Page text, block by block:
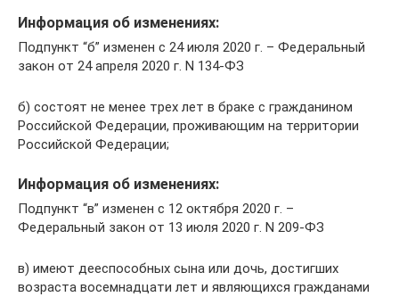
Информация об изменениях:
Подпункт “б” изменен с 24 июля 2020 г. – Федеральный
закон от 24 апреля 2020 г. N 134-ФЗ
б) состоят не менее трех лет в браке с гражданином
Российской Федерации, проживающим на территории
Российской Федерации;
Информация об изменениях:
Подпункт “в” изменен с 12 октября 2020 г. –
Федеральный закон от 13 июля 2020 г. N 209-ФЗ
в) имеют дееспособных сына или дочь, достигших
возраста восемнадцати лет и являющихся гражданами